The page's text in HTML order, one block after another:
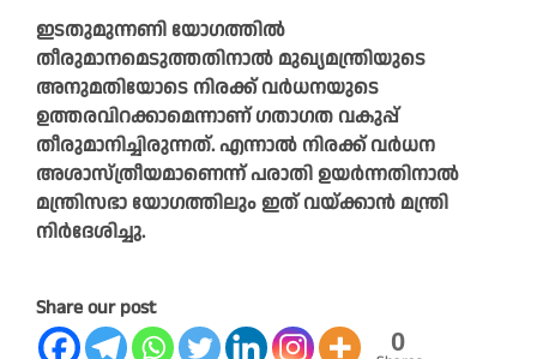
ഇടതുമുന്നണി യോഗത്തിൽ
തീരുമാനമെടുത്തതിനാൽ മുഖ്യമന്ത്രിയുടെ
അനുമതിയോടെ നിരക്ക് വർധനയുടെ
ഉത്തരവിറക്കാമെന്നാണ് ഗതാഗത വകുപ്പ്
തീരുമാനിച്ചിരുന്നത്. എന്നാൽ നിരക്ക് വർധന
അശാസ്ത്രീയമാണെന്ന് പരാതി ഉയർന്നതിനാൽ
മന്ത്രിസഭാ യോഗത്തിലും ഇത് വയ്ക്കാൻ മന്ത്രി
നിർദേശിച്ചു.
Share our post
0